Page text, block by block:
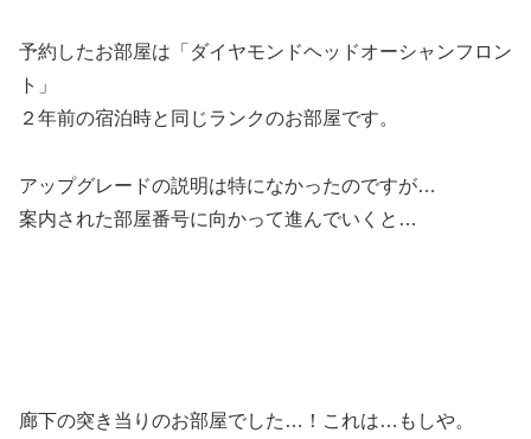
予約したお部屋は「ダイヤモンドヘッドオーシャンフロン
ト」
２年前の宿泊時と同じランクのお部屋です。
アップグレードの説明は特になかったのですが…
案内された部屋番号に向かって進んでいくと…
廊下の突き当りのお部屋でした…！これは…もしや。